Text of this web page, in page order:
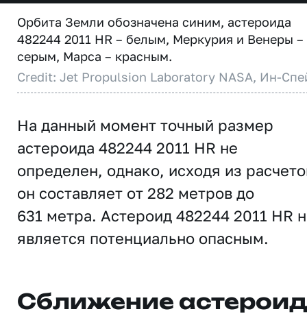
Орбита Земли обозначена синим, астероида
482244 2011 HR – белым, Меркурия и Венеры –
серым, Марса – красным.
Credit: Jet Propulsion Laboratory NASA, Ин-
На данный момент точный размер
астероида 482244 2011 HR не
определен, однако, исходя из
он составляет от 282 метров до
631 метра. Астероид 482244 2011 HR
является потенциально опасным.
Сближение